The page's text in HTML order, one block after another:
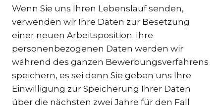
Wenn Sie uns Ihren Lebenslauf senden,
verwenden wir Ihre Daten zur Besetzung
einer neuen Arbeitsposition. Ihre
personenbezogenen Daten werden wir
während des ganzen Bewerbungsverfahrens
speichern, es sei denn Sie geben uns Ihre
Einwilligung zur Speicherung Ihrer Daten
über die nächsten zwei Jahre für den Fall